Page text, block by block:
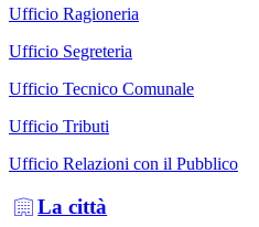
Ufficio Ragioneria
Ufficio Segreteria
Ufficio Tecnico Comunale
Ufficio Tributi
Ufficio Relazioni con il Pubblico
La città